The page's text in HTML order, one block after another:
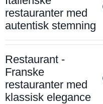
restauranter med
autentisk stemning
Restaurant -
Franske
restauranter med
klassisk elegance